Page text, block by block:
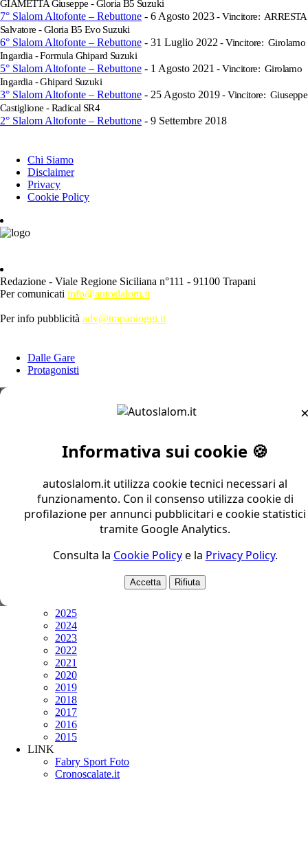
GIAMETTA Giuseppe - Gloria B5 Suzuki
7° Slalom Altofonte – Rebuttone - 6 Agosto 2023- Vincitore: ARRESTA
Salvatore - Gloria B5 Evo Suzuki
6° Slalom Altofonte – Rebuttone - 31 Luglio 2022 - Vincitore: Girolamo
Ingardia - Formula Ghipard Suzuki
5° Slalom Altofonte – Rebuttone - 1 Agosto 2021 - Vincitore: Girolamo
Ingardia - Ghipard Suzuki
3° Slalom Altofonte – Rebuttone - 25 Agosto 2019- Vincitore: Giuseppe
Castiglione - Radical SR4
2° Slalom Altofonte – Rebuttone - 9 Settembre 2018
Chi Siamo
Disclaimer
Privacy
Cookie Policy
Redazione - Viale Regione Siciliana n°111 - 91100 Trapani
Per comunicati info@autoslalom.it
Per info pubblicità adv@trapanioggi.it
Dalle Gare
Protagonisti
Informativa sui cookie 🍪
autoslalom.it utilizza cookie tecnici necessari al
funzionamento. Con il consenso utilizza cookie di
profilazione per annunci pubblicitari e cookie statistici
tramite Google Analytics.
Consulta la Cookie Policye la Privacy Policy.
Accetta Rifiuta
Trofeo Centro Sud
Coppa Zona 1
Coppa Zona 2
Coppa Zona 3
Coppa Zona 4
2025
2024
2023
2022
2021
2020
2019
2018
2017
2016
2015
LINK
Fabry Sport Foto
Cronoscalate.it